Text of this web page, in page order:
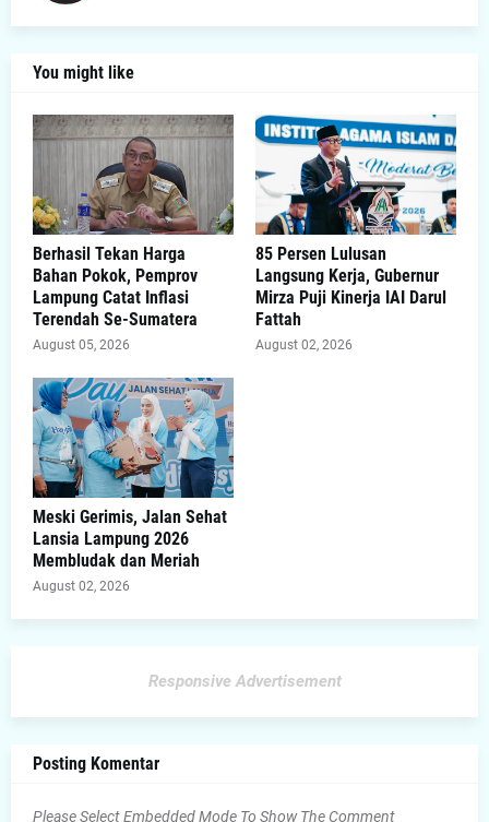
You might like
Berhasil Tekan Harga
Bahan Pokok, Pemprov
Lampung Catat Inflasi
Terendah Se-Sumatera
August 05, 2026
85 Persen Lulusan
Langsung Kerja, Gubernur
Mirza Puji Kinerja IAI Darul
Fattah
August 02, 2026
Meski Gerimis, Jalan Sehat
Lansia Lampung 2026
Membludak dan Meriah
August 02, 2026
Responsive Advertisement
Posting Komentar
Please Select Embedded Mode To Show The Comment